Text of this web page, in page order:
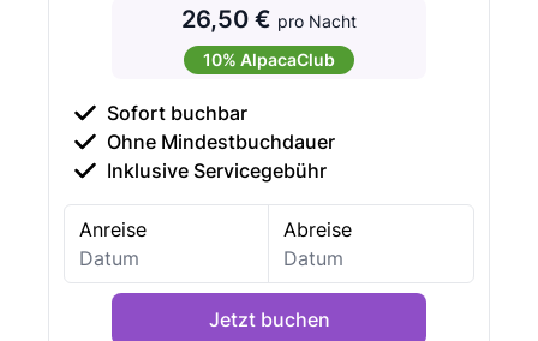
26,50 € pro Nacht
10% AlpacaClub
Sofort buchbar
Ohne Mindestbuchdauer
Inklusive Servicegebühr
Anreise Abreise
Jetzt buchen